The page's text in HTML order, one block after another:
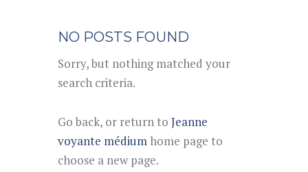
NO POSTS FOUND
Sorry, but nothing matched your
search criteria.
Go back, or return to Jeanne
voyante médium home page to
choose a new page.